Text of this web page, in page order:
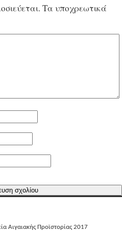
Τα υποχρεωτικά
Αιγαιακής Προϊστορίας 2017